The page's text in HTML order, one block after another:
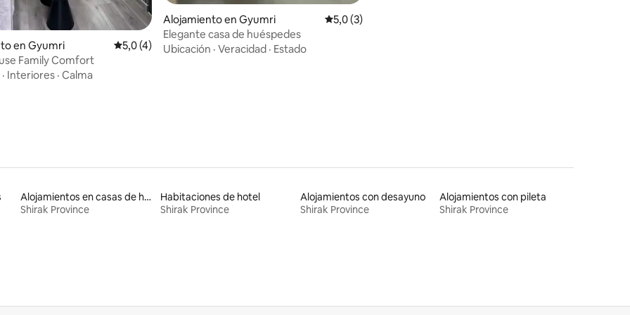
en Gyumri Calificación promedio: 5,0 de 5. 4 evaluaciones
5,0 (4)
Family Comfort
· Interiores · Calma
Alojamiento en Gyumri Calificación promedio: 5,0 de 5. 3 evaluaciones
5,0 (3)
Elegante casa de huéspedes
Ubicación · Veracidad · Estado
Alojamientos en casas de huéspedes
Shirak Province
Habitaciones de hotel
Shirak Province
Alojamientos con desayuno
Shirak Province
Alojamientos con pileta
Shirak Province